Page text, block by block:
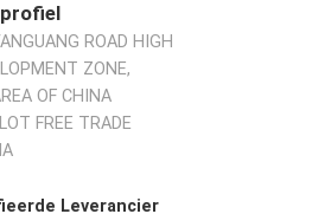
ROAD HIGH
ZONE,
OF CHINA
FREE TRADE
Leverancier